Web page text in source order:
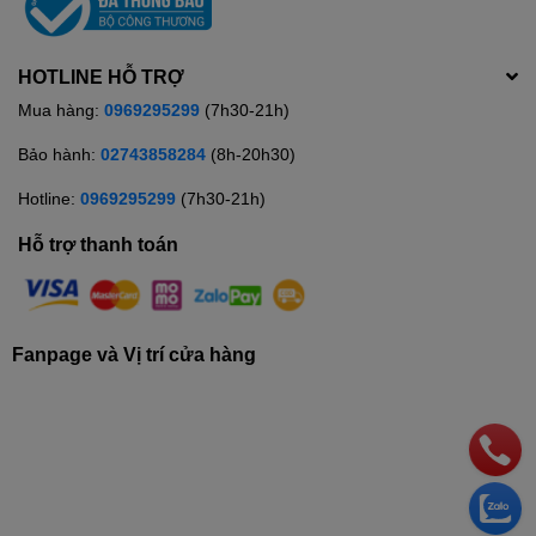
HOTLINE HỖ TRỢ
Mua hàng: 0969295299 (7h30-21h)
Bảo hành: 02743858284 (8h-20h30)
Hotline: 0969295299 (7h30-21h)
Hỗ trợ thanh toán
Fanpage và Vị trí cửa hàng